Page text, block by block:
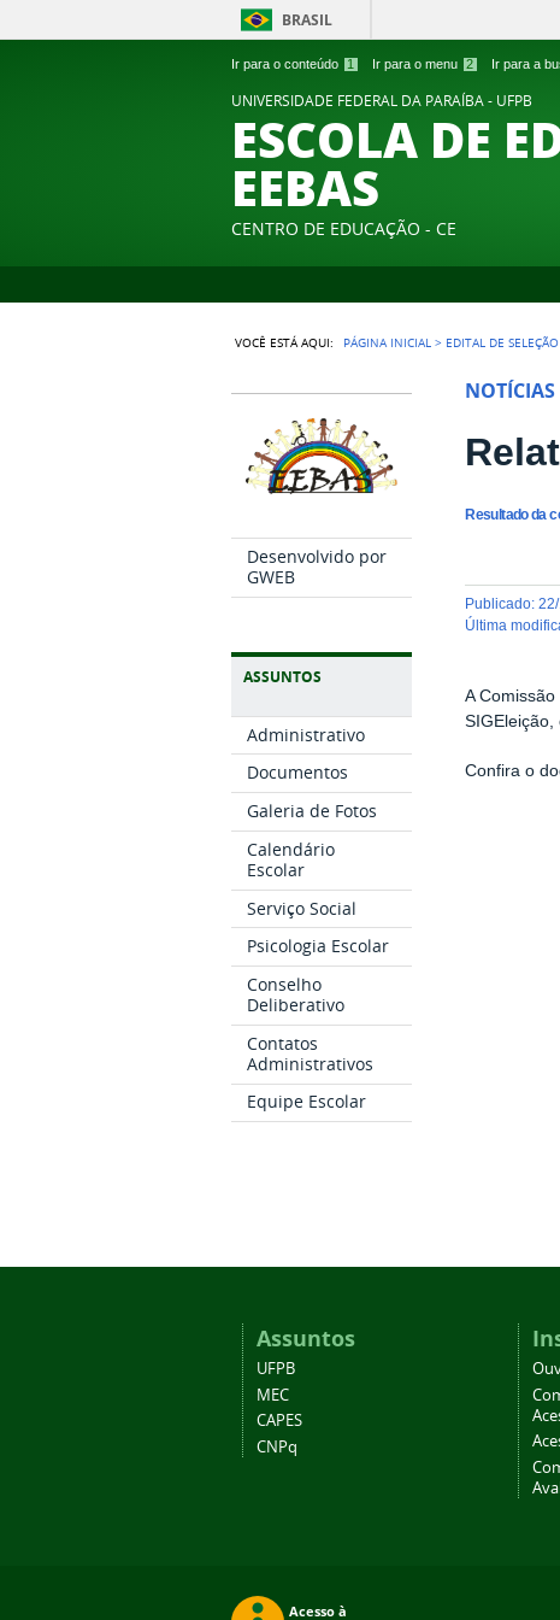
Ir para o conteúdo 1 Ir para o menu 2 Ir para a
BRASIL
UNIVERSIDADE FEDERAL DA PARAÍBA - UFPB
ESCOLA DE
EEBAS
CENTRO DE EDUCAÇÃO - CE
VOCÊ ESTÁ AQUI: PÁGINA INICIAL > EDITAL DE
Desenvolvido por
GWEB
ASSUNTOS
Administrativo
Documentos
Galeria de Fotos
Calendário
Escolar
Serviço Social
Psicologia Escolar
Conselho
Deliberativo
Contatos
Administrativos
Equipe Escolar
NOTÍCIAS
Resultado da
publicado:
última
A
SIGEleição,
Confira o
Assuntos
UFPB
MEC
CAPES
CNPq